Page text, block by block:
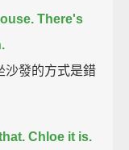
There's
沙發的方式是錯
Chloe it is.